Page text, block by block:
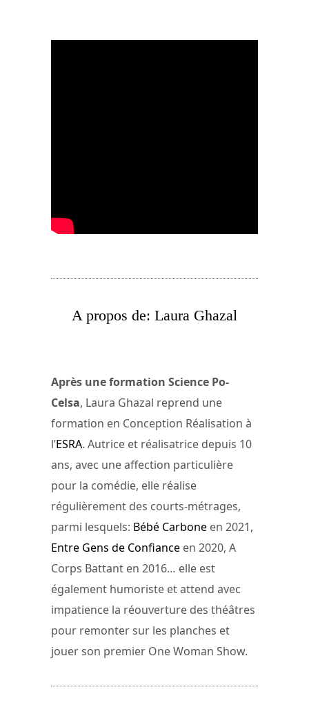
A propos de: Laura Ghazal
Après une formation Science Po-
Celsa, Laura Ghazal reprend une
formation en Conception Réalisation à
l’ESRA. Autrice et réalisatrice depuis 10
ans, avec une affection particulière
pour la comédie, elle réalise
régulièrement des courts-métrages,
parmi lesquels: Bébé Carbone en 2021,
Entre Gens de Confiance en 2020, A
Corps Battant en 2016… elle est
également humoriste et attend avec
impatience la réouverture des théâtres
pour remonter sur les planches et
jouer son premier One Woman Show.